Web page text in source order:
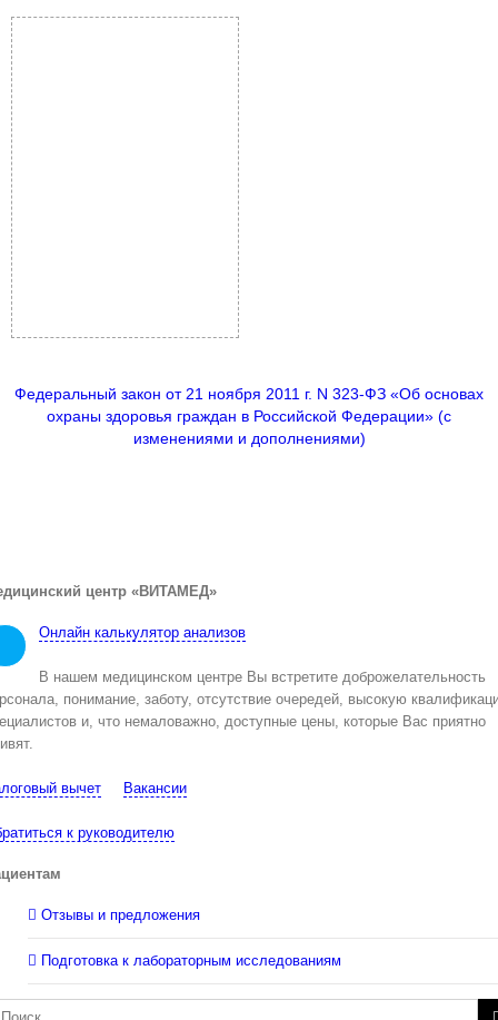
Федеральный закон от 21 ноября 2011 г. N 323-ФЗ «Об основах
охраны здоровья граждан в Российской Федерации» (с
изменениями и дополнениями)
центр «ВИТАМЕД»
Онлайн калькулятор анализов
В нашем медицинском центре Вы встретите доброжелательность
понимание, заботу, отсутствие очередей, высокую
и, что немаловажно, доступные цены, которые Вас приятно
вычет Вакансии
к руководителю
Отзывы и предложения
Подготовка к лабораторным исследованиям